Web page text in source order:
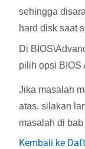
sehingga
hard disk saat
Di
pilih opsi BIOS
Jika masalah
atas, silakan
masalah di
Kembali ke